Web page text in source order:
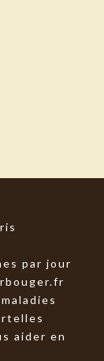
par jour
aider en